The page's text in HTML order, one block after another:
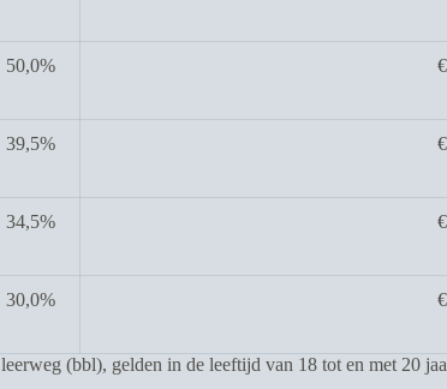
50,0%
39,5%
34,5%
30,0%
(bbl), gelden in de leeftijd van 18 tot en met 20